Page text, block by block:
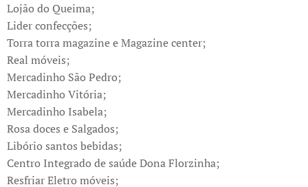
Lojão do Queima;
Lider confecções;
Torra torra magazine e Magazine center;
Real móveis;
Mercadinho São Pedro;
Mercadinho Vitória;
Mercadinho Isabela;
Rosa doces e Salgados;
Libório santos bebidas;
Centro Integrado de saúde Dona Florzinha;
Resfriar Eletro móveis;